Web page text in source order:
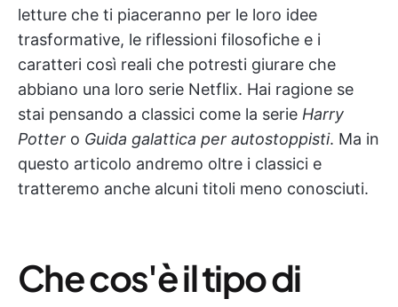
letture che ti piaceranno per le loro idee
trasformative, le riflessioni filosofiche e i
caratteri così reali che potresti giurare che
abbiano una loro serie Netflix. Hai ragione se
stai pensando a classici come la serie Harry
Potter o Guida galattica per autostoppisti. Ma in
questo articolo andremo oltre i classici e
tratteremo anche alcuni titoli meno conosciuti.
Che cos'è il tipo di